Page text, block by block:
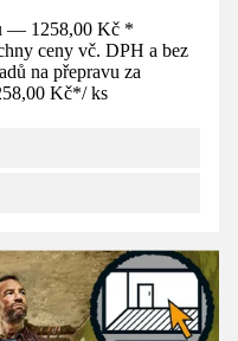
— 1258,00 Kč *
ceny vč. DPH a bez
na přepravu za
Kč*/ ks